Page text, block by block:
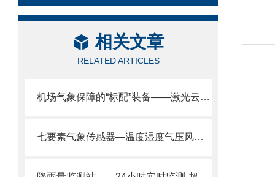
相关文章
RELATED ARTICLES
机场气象保障的“标配”装备——激光云高仪守护航班起降安全
七要素气象传感器—温度湿度气压风速风向雨量和光照七大要素监测于一身。